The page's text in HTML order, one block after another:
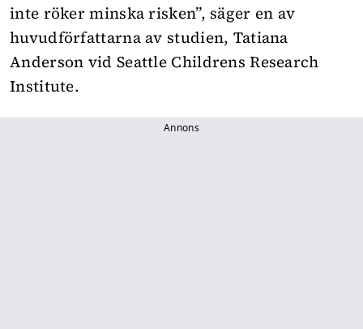
inte röker minska risken”, säger en av
huvudförfattarna av studien, Tatiana
Anderson vid Seattle Childrens Research
Institute.
Annons